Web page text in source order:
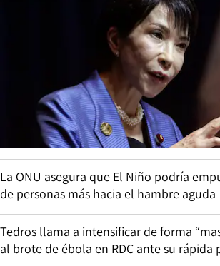
La ONU asegura que El Niño podría
de personas más hacia el hambre aguda
Tedros llama a intensificar de forma
al brote de ébola en RDC ante su rápida